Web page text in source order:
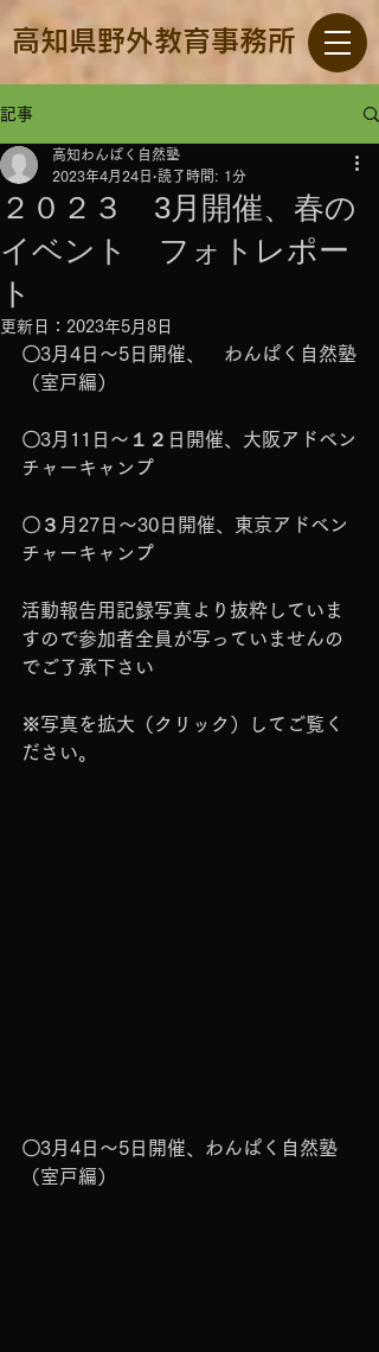
高知県野外教育事務所
記事
２０２３ 3月開催、春の
イベント フォトレポー
ト
高知わんぱく自然塾
2023年4月24日 読了時間: 1分
更新日： 2023年5月8日
〇3月4日～5日開催、　わんぱく自然塾
（室戸編）
〇3月11日～１２日開催、大阪アドベン
チャーキャンプ
〇３月27日～30日開催、東京アドベン
チャーキャンプ
活動報告用記録写真より抜粋していま
すので参加者全員が写っていませんの
でご了承下さい
※写真を拡大（クリック）してご覧く
ださい。
〇3月4日～5日開催、わんぱく自然塾
（室戸編）